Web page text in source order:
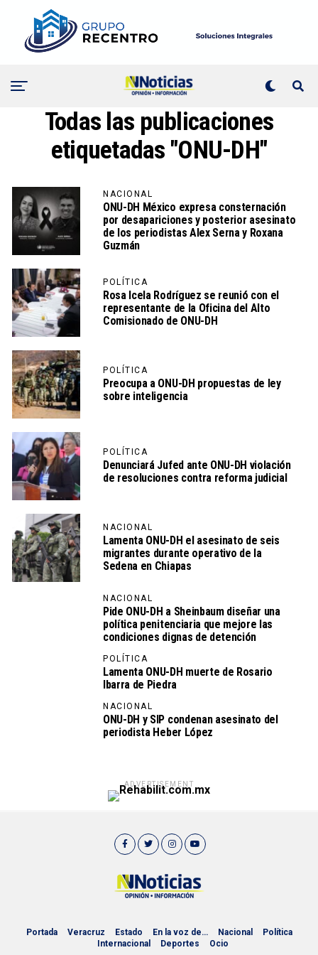
Todas las publicaciones
etiquetadas "ONU-DH"
NACIONAL
ONU-DH México expresa consternación
por desapariciones y posterior asesinato
de los periodistas Alex Serna y Roxana
Guzmán
POLÍTICA
Rosa Icela Rodríguez se reunió con el
representante de la Oficina del Alto
Comisionado de ONU-DH
POLÍTICA
Preocupa a ONU-DH propuestas de ley
sobre inteligencia
POLÍTICA
Denunciará Jufed ante ONU-DH violación
de resoluciones contra reforma judicial
NACIONAL
Lamenta ONU-DH el asesinato de seis
migrantes durante operativo de la
Sedena en Chiapas
NACIONAL
Pide ONU-DH a Sheinbaum diseñar una
política penitenciaria que mejore las
condiciones dignas de detención
POLÍTICA
Lamenta ONU-DH muerte de Rosario
Ibarra de Piedra
NACIONAL
ONU-DH y SIP condenan asesinato del
periodista Heber López
ADVERTISEMENT
Portada Veracruz Estado En la voz de… Nacional
Política
Internacional
Deportes Ocio